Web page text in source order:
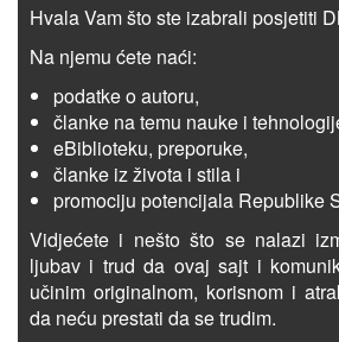
Hvala Vam što ste izabrali posjetiti
Na njemu ćete naći:
podatke o autoru,
članke na temu nauke i
eBiblioteku, preporuke,
članke iz života i stila i
promociju potencijala Republike
Vidjećete i nešto što se nalazi
ljubav i trud da ovaj sajt i
učinim originalnom, korisnom i
da neću prestati da se trudim.